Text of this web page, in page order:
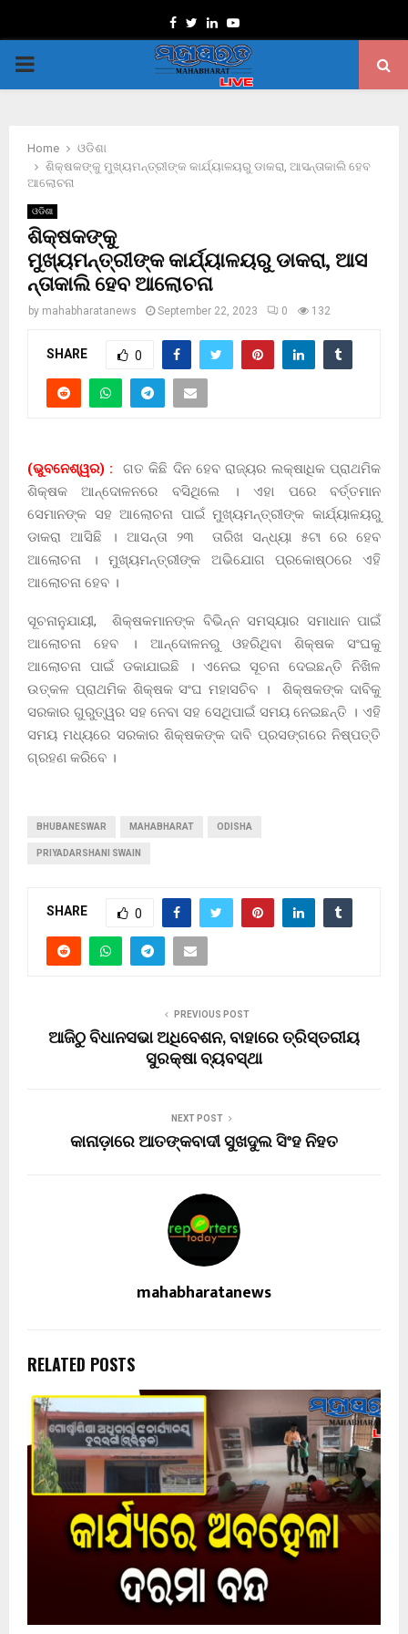
Facebook
TwitterLinkedinYoutube
PRIMARY
Home
ଓଡିଶା
ଶିକ୍ଷକଙ୍କୁ ମୁଖ୍ୟମନ୍ତ୍ରୀଙ୍କ କାର୍ଯ୍ୟାଳୟରୁ ଡାକରା, ଆସନ୍ତାକାଲି ହେବ
ଆଲୋଚନା
ଓଡିଶା
ଶିକ୍ଷକଙ୍କୁ
ମୁଖ୍ୟମନ୍ତ୍ରୀଙ୍କ କାର୍ଯ୍ୟାଳୟରୁ ଡାକରା, ଆସ
ନ୍ତାକାଲି ହେବ ଆଲୋଚନା
by mahabharatanews September 22, 2023 0 132
SHARE 0
(ଭୁବନେଶ୍ୱର) :
ଗତ କିଛି ଦିନ ହେବ ରାଜ୍ୟର ଲକ୍ଷାଧିକ ପ୍ରାଥମିକ
ଶିକ୍ଷକ ଆନ୍ଦୋଳନରେ ବସିଥିଲେ । ଏହା ପରେ ବର୍ତ୍ତମାନ
ସେମାନଙ୍କ ସହ ଆଲୋଚନା ପାଇଁ ମୁଖ୍ୟମନ୍ତ୍ରୀଙ୍କ କାର୍ଯ୍ୟାଳୟରୁ
ଡାକରା ଆସିଛି । ଆସନ୍ତା ୨୩ ତାରିଖ ସନ୍ଧ୍ୟା ୫ଟା ରେ ହେବ
ଆଲୋଚନା । ମୁଖ୍ୟମନ୍ତ୍ରୀଙ୍କ ଅଭିଯୋଗ ପ୍ରକୋଷ୍ଠରେ ଏହି
ଆଲୋଚନା ହେବ ।
ସୂଚନାନୁଯାୟୀ, ଶିକ୍ଷକମାନଙ୍କ ବିଭିନ୍ନ ସମସ୍ୟାର ସମାଧାନ ପାଇଁ
ଆଲୋଚନା ହେବ । ଆନ୍ଦୋଳନରୁ ଓହରିଥିବା ଶିକ୍ଷକ ସଂଘକୁ
ଆଲୋଚନା ପାଇଁ ଡକାଯାଇଛି । ଏନେଇ ସୂଚନା ଦେଇଛନ୍ତି ନିଖିଳ
ଉତ୍କଳ ପ୍ରାଥମିକ ଶିକ୍ଷକ ସଂଘ ମହାସଚିବ । ଶିକ୍ଷକଙ୍କ ଦାବିକୁ
ସରକାର ଗୁରୁତ୍ୱର ସହ ନେବା ସହ ସେଥିପାଇଁ ସମୟ ନେଇଛନ୍ତି । ଏହି
ସମୟ ମଧ୍ୟରେ ସରକାର ଶିକ୍ଷକଙ୍କ ଦାବି ପ୍ରସଙ୍ଗରେ ନିଷ୍ପତ୍ତି
ଗ୍ରହଣ କରିବେ ।
BHUBANESWAR MAHABHARAT ODISHA
PRIYADARSHANI SWAIN
SHARE 0
PREVIOUS POST
ଆଜିଠୁ ବିଧାନସଭା ଅଧିବେଶନ, ବାହାରେ ତ୍ରିସ୍ତରୀୟ
ସୁରକ୍ଷା ବ୍ୟବସ୍ଥା
NEXT POST
କାନାଡ଼ାରେ ଆତଙ୍କବାଦୀ ସୁଖଦୁଲ ସିଂହ ନିହତ
mahabharatanews
RELATED POSTS